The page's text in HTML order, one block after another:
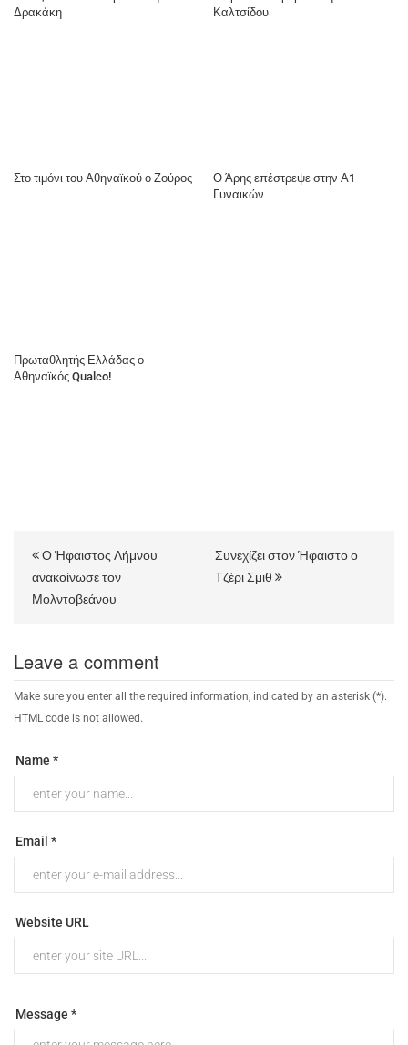
Δρακάκη
Καλτσίδου
Στο τιμόνι του Αθηναϊκού ο Ζούρος
Ο Άρης επέστρεψε στην Α1
Γυναικών
Πρωταθλητής Ελλάδας ο
Αθηναϊκός Qualco!
Ο Ήφαιστος Λήμνου
ανακοίνωσε τον
Μολντοβεάνου
Συνεχίζει στον Ήφαιστο ο
Τζέρι Σμιθ
Leave a comment
Make sure you enter all the required information, indicated by an asterisk (*).
HTML code is not allowed.
Name *
Email *
Website URL
Message *